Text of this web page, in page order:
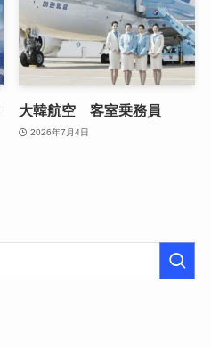
大韓航空 客室乗務員
2026年7月4日